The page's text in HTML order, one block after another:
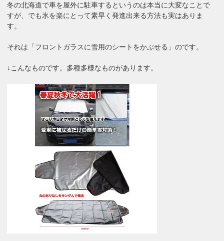
冬の北海道で車を屋外に駐車するというのは本当に大変なことで
すが、でも氷を楽にとって素早く発進出来る方法も実はありま
す。
それは「フロントガラスに雪用のシートをかぶせる」のです。
↓こんなものです。多種多様なものがあります。